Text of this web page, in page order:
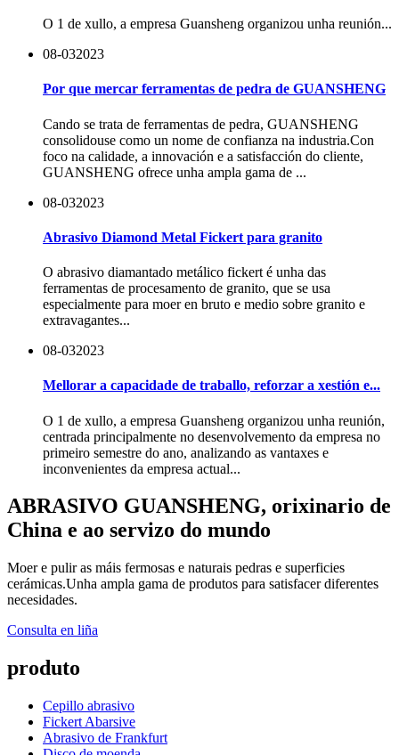
O 1 de xullo, a empresa Guansheng organizou unha reunión...
08-032023
Por que mercar ferramentas de pedra de GUANSHENG
Cando se trata de ferramentas de pedra, GUANSHENG
consolidouse como un nome de confianza na industria.Con
foco na calidade, a innovación e a satisfacción do cliente,
GUANSHENG ofrece unha ampla gama de ...
08-032023
Abrasivo Diamond Metal Fickert para granito
O abrasivo diamantado metálico fickert é unha das
ferramentas de procesamento de granito, que se usa
especialmente para moer en bruto e medio sobre granito e
extravagantes...
08-032023
Mellorar a capacidade de traballo, reforzar a xestión e...
O 1 de xullo, a empresa Guansheng organizou unha reunión,
centrada principalmente no desenvolvemento da empresa no
primeiro semestre do ano, analizando as vantaxes e
inconvenientes da empresa actual...
ABRASIVO GUANSHENG, orixinario de
China e ao servizo do mundo
Moer e pulir as máis fermosas e naturais pedras e superficies
cerámicas.Unha ampla gama de produtos para satisfacer diferentes
necesidades.
Consulta en liña
produto
Cepillo abrasivo
Fickert Abarsive
Abrasivo de Frankfurt